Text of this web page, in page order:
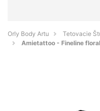
Orly Body Artu
Tetovacie
Amietattoo - Fineline